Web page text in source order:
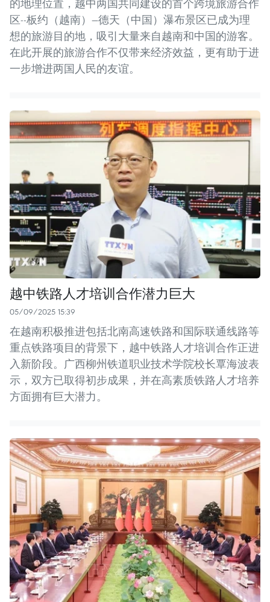
的地理位置，越中两国共同建设的首个跨境旅游合作
区--板约（越南）—德天（中国）瀑布景区已成为理
想的旅游目的地，吸引大量来自越南和中国的游客。
在此开展的旅游合作不仅带来经济效益，更有助于进
一步增进两国人民的友谊。
越中铁路人才培训合作潜力巨大
05/09/2025 15:39
在越南积极推进包括北南高速铁路和国际联通线路等
重点铁路项目的背景下，越中铁路人才培训合作正进
入新阶段。广西柳州铁道职业技术学院校长覃海波表
示，双方已取得初步成果，并在高素质铁路人才培养
方面拥有巨大潜力。